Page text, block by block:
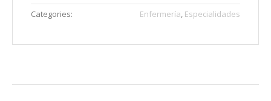
Categories:
Enfermería, Especialidades